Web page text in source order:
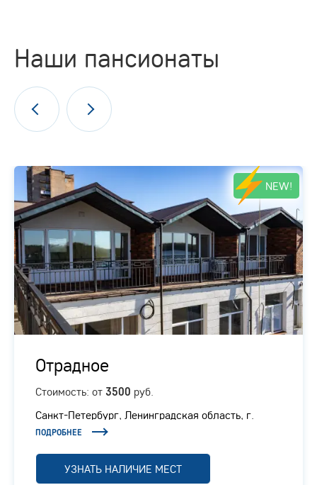
Наши пансионаты
NEW!
Отрадное
Стоимость: от 3500 руб.
Санкт-Петербург, Ленинградская область, г.
Отрадное, Ленинградское шоссе, 1/1
ПОДРОБНЕЕ
УЗНАТЬ НАЛИЧИЕ МЕСТ